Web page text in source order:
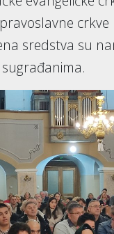
crkve
sredstva su